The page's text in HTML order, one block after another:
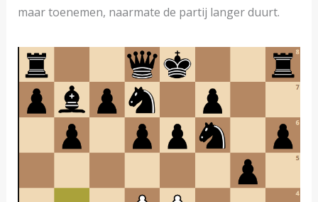
maar toenemen, naarmate de partij langer duurt.